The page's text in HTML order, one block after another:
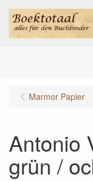
Marmor Papier
Antonio
grün /